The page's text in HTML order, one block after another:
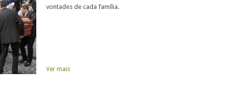
vontades de cada família.
Ver mais